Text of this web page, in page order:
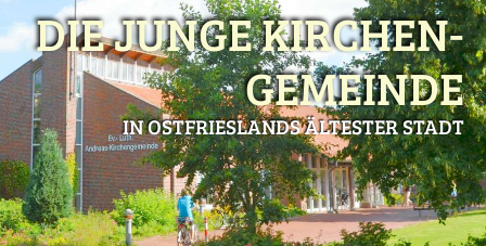
DIE JUNGE KIRCHEN-
GEMEINDE
IN OSTFRIESLANDS ÄLTESTER STADT